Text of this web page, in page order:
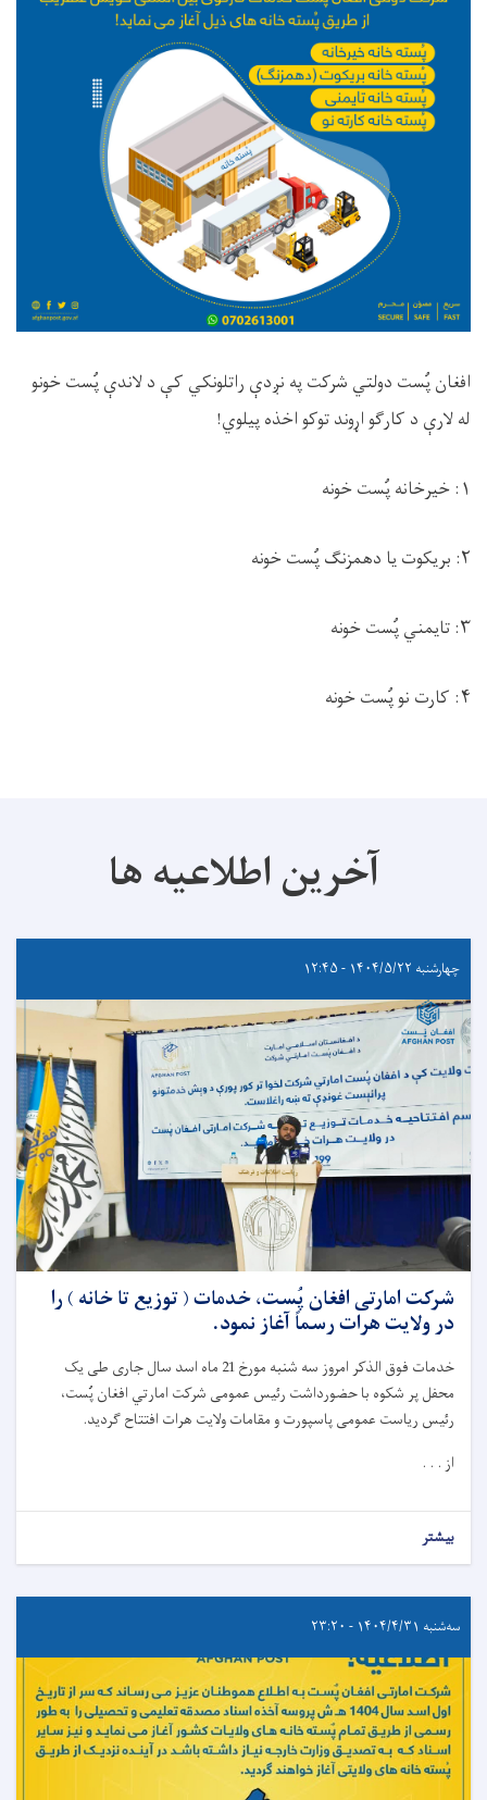
افغان پُست دولتي شرکت په نږدې راتلونکي کې د لاندې پُست خونو
له لارې د کارګو اړوند توکو اخذه پیلوي!
۱: خیرخانه پُست خونه
۲: بریکوت یا دهمزنګ پُست خونه
۳: تایمني پُست خونه
۴: کارت نو پُست خونه
آخرین اطلاعیه ها
چهارشنبه ۱۴۰۴/۵/۲۲ - ۱۲:۴۵
شرکت امارتی افغان پُست، خدمات ( توزیع تا خانه ) را
در ولایت هرات رسماً آغاز نمود.
خدمات فوق الذکر امروز سه شنبه مورخ 21 ماه اسد سال جاری طی یک
محفل پر شکوه با حضورداشت رئیس عمومی شرکت امارتي افغان پُست،
رئیس ریاست عمومی پاسپورت و مقامات ولایت هرات افتتاح گردید.
از . . .
بیشتر
سه‌شنبه ۱۴۰۴/۴/۳۱ - ۲۳:۲۰